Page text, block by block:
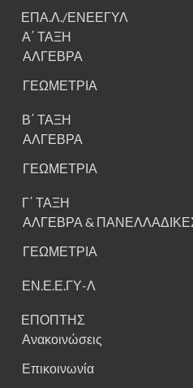
ΕΠΑ.Λ./ΕΝΕΕΓΥΛ
Α΄ ΤΑΞΗ
ΑΛΓΕΒΡΑ
ΓΕΩΜΕΤΡΙΑ
Β΄ ΤΑΞΗ
ΑΛΓΕΒΡΑ
ΓΕΩΜΕΤΡΙΑ
Γ΄ ΤΑΞΗ
ΑΛΓΕΒΡΑ &
ΓΕΩΜΕΤΡΙΑ
ΕΝ.Ε.Ε.ΓΥ-Λ
ΕΠΟΠΤΗΣ
Ανακοινώσεις
Επικοινωνία